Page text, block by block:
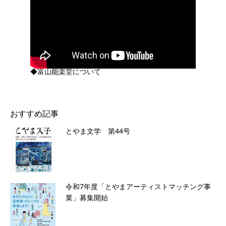
◆富山能楽堂について
おすすめ記事
とやま文学 第44号
令和7年度「とやまアーティストマッチング事
業」募集開始